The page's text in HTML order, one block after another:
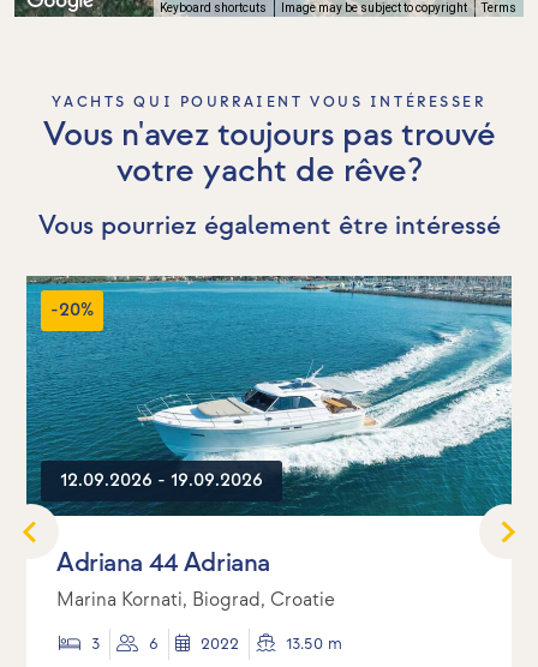
Keyboard shortcuts Image may be subject to copyright Terms
YACHTS QUI POURRAIENT VOUS INTÉRESSER
Vous n'avez toujours pas trouvé
votre yacht de rêve?
Vous pourriez également être intéressé
-20%
12.09.2026 - 19.09.2026
Adriana 44 Adriana
Marina Kornati, Biograd, Croatie
3 6 2022 13.50 m